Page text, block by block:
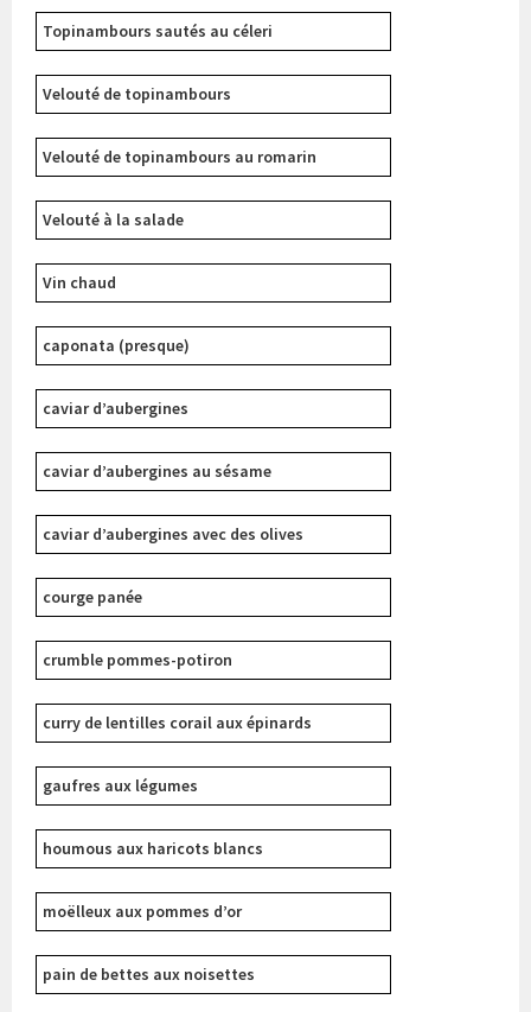
caponata (presque)
caviar d’aubergines
caviar d’aubergines au sésame
caviar d’aubergines avec des olives
courge panée
crumble pommes-potiron
curry de lentilles corail aux épinards
gaufres aux légumes
houmous aux haricots blancs
moëlleux aux pommes d’or
pain de bettes aux noisettes
Topinambours sautés au céleri
Velouté à la salade
Velouté de topinambours
Velouté de topinambours au romarin
Vin chaud